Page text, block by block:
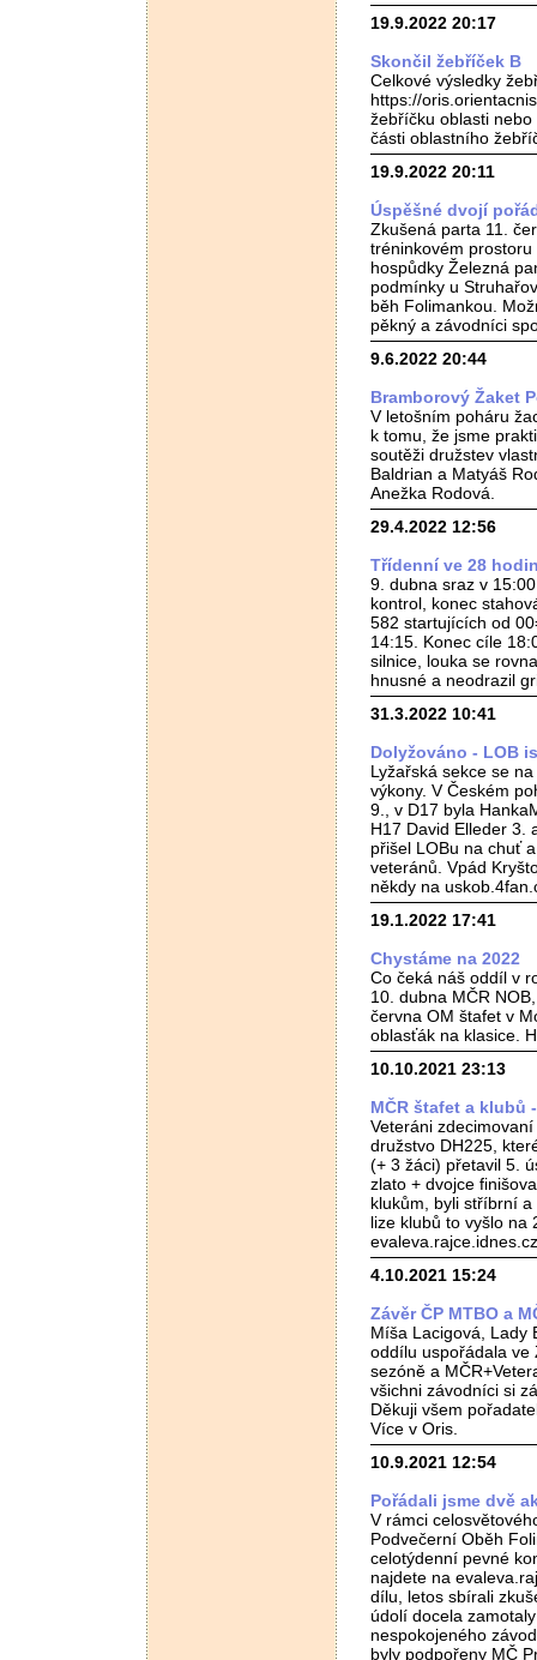
19.9.2022 20:17
Skončil žebříček B
Celkové výsledky
https://
žebříčku oblasti
části oblastního
19.9.2022 20:11
Úspěšné dvojí
Zkušená parta 11.
tréninkovém
hospůdky Železná
podmínky u
běh Folimankou.
pěkný a závodníci
9.6.2022 20:44
Bramborový Žaket
V letošním poháru
k tomu, že jsme
soutěži družstev
Baldrian a Matyáš
Anežka Rodová.
29.4.2022 12:56
Třídenní ve 28
9. dubna sraz v
kontrol, konec
582 startujících od
14:15. Konec cíle
silnice, louka se
hnusné a neodrazil
31.3.2022 10:41
Dolyžováno - LOB
Lyžařská sekce se
výkony. V Českém
9., v D17 byla
H17 David Elleder 3.
přišel LOBu na chuť
veteránů. Vpád
někdy na
19.1.2022 17:41
Chystáme na 2022
Co čeká náš oddíl v
10. dubna MČR
června OM štafet v
oblasťák na klasice.
10.10.2021 23:13
MČR štafet a klubů
Veteráni
družstvo DH225,
(+ 3 žáci) přetavil 5.
zlato + dvojce
klukům, byli stříbrní
lize klubů to vyšlo na
evaleva.rajce.idnes.cz
4.10.2021 15:24
Závěr ČP MTBO a
Míša Lacigová, Lady
oddílu uspořádala ve
sezóně a
všichni závodníci si
Děkuji všem
Více v Oris.
10.9.2021 12:54
Pořádali jsme dvě
V rámci
Podvečerní Oběh
celotýdenní pevné
najdete na
dílu, letos sbírali
údolí docela
nespokojeného
byly podpořeny MČ